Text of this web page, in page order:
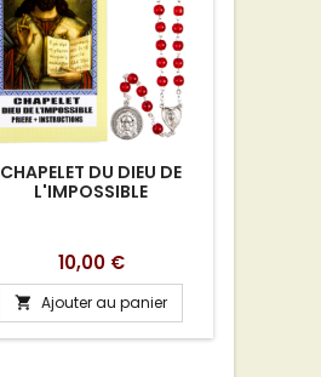
CHAPELET DU DIEU DE
L'IMPOSSIBLE
Prix
10,00 €
 Ajouter au panier